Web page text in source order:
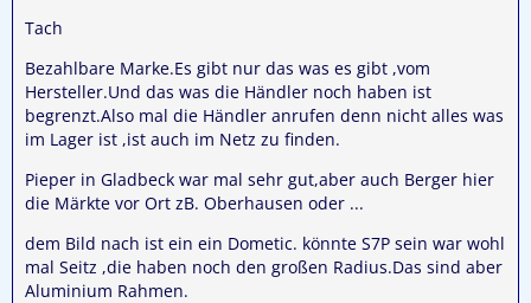
Tach
Bezahlbare Marke.Es gibt nur das was es gibt ,vom
Hersteller.Und das was die Händler noch haben ist
begrenzt.Also mal die Händler anrufen denn nicht alles was
im Lager ist ,ist auch im Netz zu finden.
Pieper in Gladbeck war mal sehr gut,aber auch Berger hier
die Märkte vor Ort zB. Oberhausen oder ...
dem Bild nach ist ein ein Dometic. könnte S7P sein war wohl
mal Seitz ,die haben noch den großen Radius.Das sind aber
Aluminium Rahmen.